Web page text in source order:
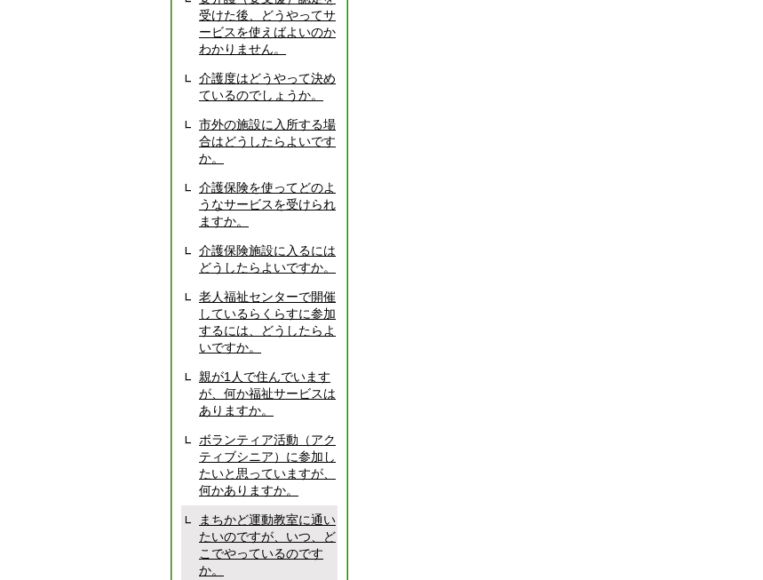
受けた後、どうやってサ
ービスを使えばよいのか
わかりません。
介護度はどうやって決め
ているのでしょうか。
市外の施設に入所する場
合はどうしたらよいです
か。
介護保険を使ってどのよ
うなサービスを受けられ
ますか。
介護保険施設に入るには
どうしたらよいですか。
老人福祉センターで開催
しているらくらすに参加
するには、どうしたらよ
いですか。
親が1人で住んでいます
が、何か福祉サービスは
ありますか。
ボランティア活動（アク
ティブシニア）に参加し
たいと思っていますが、
何かありますか。
まちかど運動教室に通い
たいのですが、いつ、ど
こでやっているのです
か。